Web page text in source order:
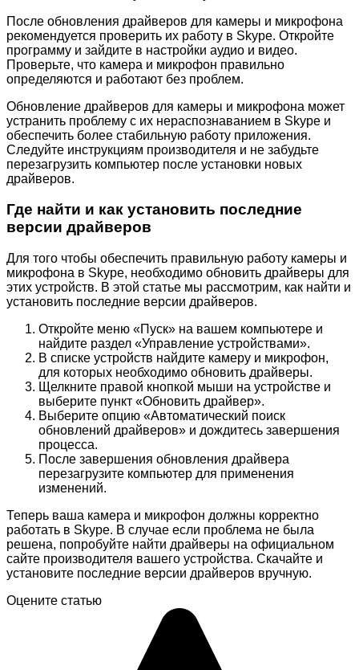
После обновления драйверов для камеры и микрофона
рекомендуется проверить их работу в Skype. Откройте
программу и зайдите в настройки аудио и видео.
Проверьте, что камера и микрофон правильно
определяются и работают без проблем.
Обновление драйверов для камеры и микрофона может
устранить проблему с их нераспознаванием в Skype и
обеспечить более стабильную работу приложения.
Следуйте инструкциям производителя и не забудьте
перезагрузить компьютер после установки новых
драйверов.
Где найти и как установить последние
версии драйверов
Для того чтобы обеспечить правильную работу камеры и
микрофона в Skype, необходимо обновить драйверы для
этих устройств. В этой статье мы рассмотрим, как найти и
установить последние версии драйверов.
Откройте меню «Пуск» на вашем компьютере и
найдите раздел «Управление устройствами».
В списке устройств найдите камеру и микрофон,
для которых необходимо обновить драйверы.
Щелкните правой кнопкой мыши на устройстве и
выберите пункт «Обновить драйвер».
Выберите опцию «Автоматический поиск
обновлений драйверов» и дождитесь завершения
процесса.
После завершения обновления драйвера
перезагрузите компьютер для применения
изменений.
Теперь ваша камера и микрофон должны корректно
работать в Skype. В случае если проблема не была
решена, попробуйте найти драйверы на официальном
сайте производителя вашего устройства. Скачайте и
установите последние версии драйверов вручную.
Оцените статью